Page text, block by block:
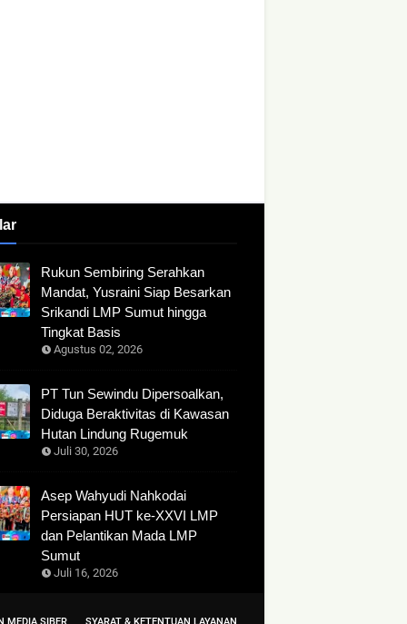
Rukun Sembiring Serahkan
Mandat, Yusraini Siap Besarkan
Srikandi LMP Sumut hingga
Tingkat Basis
Agustus 02, 2026
PT Tun Sewindu Dipersoalkan,
Diduga Beraktivitas di Kawasan
Hutan Lindung Rugemuk
Juli 30, 2026
Asep Wahyudi Nahkodai
Persiapan HUT ke-XXVI LMP
dan Pelantikan Mada LMP
Sumut
Juli 16, 2026